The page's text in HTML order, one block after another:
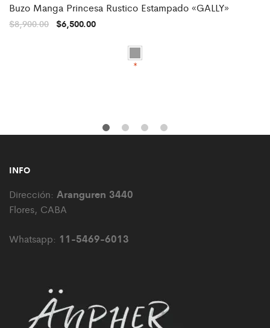
Buzo Manga Princesa Rustico Estampado «GALLY»
$8,900.00 $6,500.00
*
INFO
Dirección: Aranguren 3440
Flores, CABA
Whatsapp: 11-5469-6013